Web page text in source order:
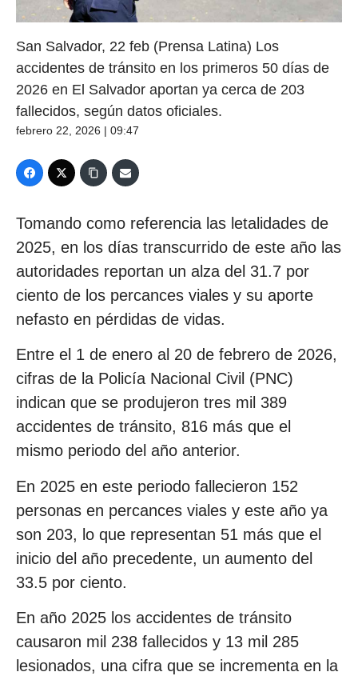
San Salvador, 22 feb (Prensa Latina) Los
accidentes de tránsito en los primeros 50 días de
2026 en El Salvador aportan ya cerca de 203
fallecidos, según datos oficiales.
febrero 22, 2026 | 09:47
Tomando como referencia las letalidades de
2025, en los días transcurrido de este año las
autoridades reportan un alza del 31.7 por
ciento de los percances viales y su aporte
nefasto en pérdidas de vidas.
Entre el 1 de enero al 20 de febrero de 2026,
cifras de la Policía Nacional Civil (PNC)
indican que se produjeron tres mil 389
accidentes de tránsito, 816 más que el
mismo periodo del año anterior.
En 2025 en este periodo fallecieron 152
personas en percances viales y este año ya
son 203, lo que representan 51 más que el
inicio del año precedente, un aumento del
33.5 por ciento.
En año 2025 los accidentes de tránsito
causaron mil 238 fallecidos y 13 mil 285
lesionados, una cifra que se incrementa en la